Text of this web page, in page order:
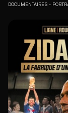
DOCUMENTAIRES